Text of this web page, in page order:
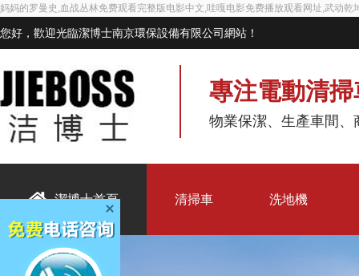
妈妈的罗曼史,血战丛林免费观看完整版电影中文,哇嘎电影免费播放观看网址,武动
您好，歡迎光臨潔博士南京環保設備有限公司網站！
專注電動清
物業保潔、生產車間
潔博士首頁 清掃車 洗地機